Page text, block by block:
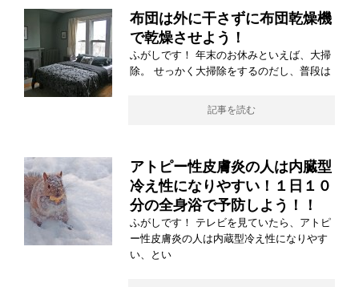
布団は外に干さずに布団乾燥機
で乾燥させよう！
ふがしです！ 年末のお休みといえば、大掃
除。 せっかく大掃除をするのだし、普段は
記事を読む
アトピー性皮膚炎の人は内臓型
冷え性になりやすい！１日１０
分の全身浴で予防しよう！！
ふがしです！ テレビを見ていたら、アトピ
ー性皮膚炎の人は内蔵型冷え性になりやす
い、とい